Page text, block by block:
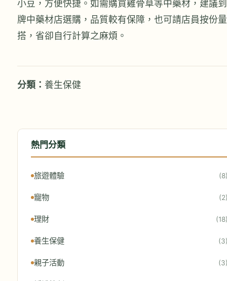
小豆，方便快捷。如需購買雞骨草等中藥材，建議
牌中藥材店選購，品質較有保障，也可請店員按份
搭，省卻自行計算之麻煩。
分類： 養生保健
熱門分類
旅遊體驗
寵物
理財
養生保健
親子活動